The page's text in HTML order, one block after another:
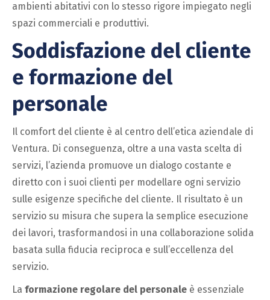
ambienti abitativi con lo stesso rigore impiegato negli
spazi commerciali e produttivi.
Soddisfazione del cliente
e formazione del
personale
Il comfort del cliente è al centro dell’etica aziendale di
Ventura. Di conseguenza, oltre a una vasta scelta di
servizi, l’azienda promuove un dialogo costante e
diretto con i suoi clienti per modellare ogni servizio
sulle esigenze specifiche del cliente. Il risultato è un
servizio su misura che supera la semplice esecuzione
dei lavori, trasformandosi in una collaborazione solida
basata sulla fiducia reciproca e sull’eccellenza del
servizio.
La formazione regolare del personale è essenziale